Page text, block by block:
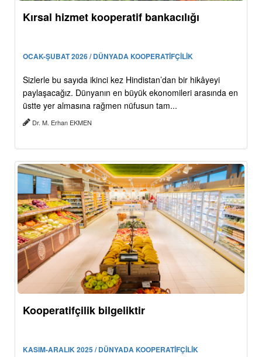
Kırsal hizmet kooperatif bankacılığı
OCAK-ŞUBAT 2026 / DÜNYADA KOOPERATİFÇİLİK
Sizlerle bu sayıda ikinci kez Hindistan’dan bir hikâyeyi
paylaşacağız. Dünyanın en büyük ekonomileri arasında en
üstte yer almasına rağmen nüfusun tam...
Dr. M. Erhan EKMEN
Kooperatifçilik bilgeliktir
KASIM-ARALIK 2025 / DÜNYADA KOOPERATİFÇİLİK